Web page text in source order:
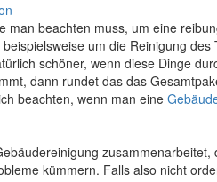
man beachten muss, um eine
um die Reinigung
schöner, wenn diese Dinge
dann rundet das das
beachten, wenn man eine
kümmern. Falls also nicht